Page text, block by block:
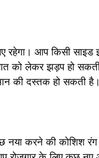
आप किसी
को लेकर झड़प हो
की दस्तक हो सकती है।
करने की कोशिश